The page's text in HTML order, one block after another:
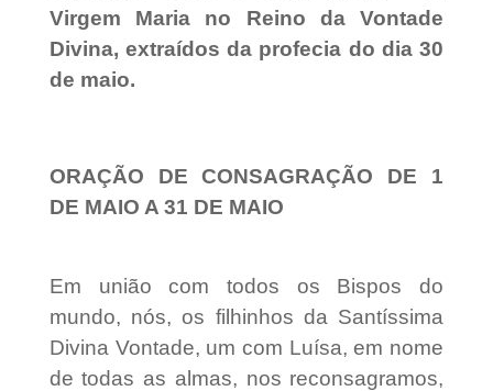
Virgem Maria no Reino da Vontade
Divina, extraídos da profecia do dia 30
de maio.
ORAÇÃO DE CONSAGRAÇÃO DE 1
DE MAIO A 31 DE MAIO
Em união com todos os Bispos do
mundo, nós, os filhinhos da Santíssima
Divina Vontade, um com Luísa, em nome
de todas as almas, nos reconsagramos,